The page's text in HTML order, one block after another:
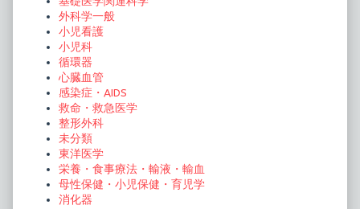
外科学一般
小児看護
小児科
循環器
心臓血管
感染症・AIDS
救命・救急医学
整形外科
未分類
東洋医学
栄養・食事療法・輸液・輸血
母性保健・小児保健・育児学
消化器